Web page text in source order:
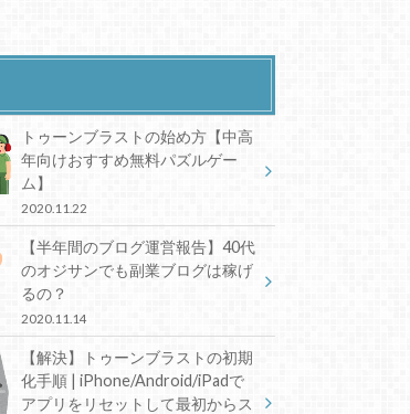
トゥーンブラストの始め方【中高
年向けおすすめ無料パズルゲー
ム】
2020.11.22
【半年間のブログ運営報告】40代
のオジサンでも副業ブログは稼げ
るの？
2020.11.14
【解決】トゥーンブラストの初期
化手順 | iPhone/Android/iPadで
アプリをリセットして最初からス